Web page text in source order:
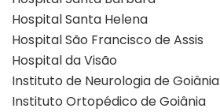
Hospital Santa Helena
Hospital São Francisco de Assis
Hospital da Visão
Instituto de Neurologia de Goiânia
Instituto Ortopédico de Goiânia